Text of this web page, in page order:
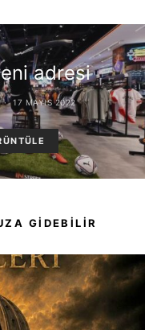
adresi
17 MAYIS 2022
GIDEBILIR